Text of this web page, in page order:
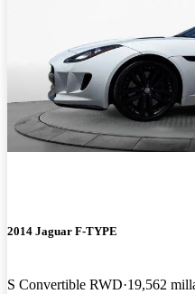
2014 Jaguar F-TYPE
S Convertible RWD 19,562